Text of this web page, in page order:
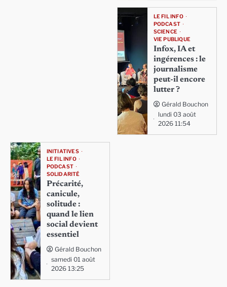
LE FIL INFO
PODCAST
SCIENCE
VIE PUBLIQUE
Infox, IA et
ingérences : le
journalisme
peut-il encore
lutter ?
Gérald Bouchon
lundi 03 août
2026 11:54
INITIATIVES
LE FIL INFO
PODCAST
SOLIDARITÉ
Précarité,
canicule,
solitude :
quand le lien
social devient
essentiel
Gérald Bouchon
samedi 01 août
2026 13:25